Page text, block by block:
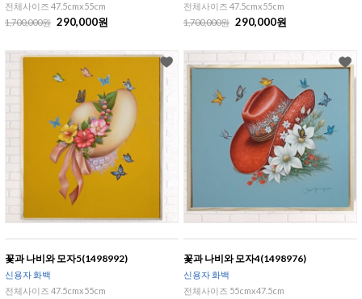
전체사이즈 47.5cmx55cm
1,700,000원 290,000원
전체사이즈 47.5cmx55cm
1,700,000원 290,000원
꽃과 나비와 모자5(1498992)
신용자 화백
전체사이즈 47.5cmx55cm
꽃과 나비와 모자4(1498976)
신용자 화백
전체사이즈 55cmx47.5cm